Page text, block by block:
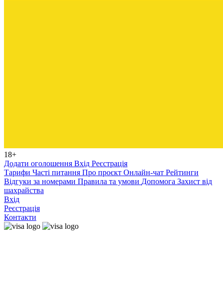
18+
Додати оголошення Вхід Реєстрація
Тарифи Часті питання Про проєкт Онлайн-чат Рейтинги
Відгуки за номерами Правила та умови Допомога Захист від
шахрайства
Вхід
Реєстрація
Контакти